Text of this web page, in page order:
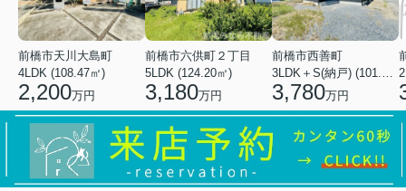
前橋市天川大島町
4LDK (108.47㎡)
2,200万円
前橋市六供町２丁目
5LDK (124.20㎡)
3,180万円
前橋市西善町
3LDK＋S(納戸) (101.02㎡)
3,780万円